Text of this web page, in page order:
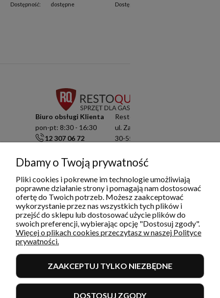
Dostępność: dostępne Dostępność:
Biuro obsługi Klienta
pon-pt: 8:30 - 16:30
12 307 06 72
info@restoquality.pl
Serwis
pon-pt: 8:30 - 16:30
577 609 633
serwis@restoquality.pl
Resto Quality Sp. z o.o.
ul. Zamknięta 10/1.5
30-554 Kraków
KRS: 0000511822
INFORMACJE
Dbamy o Twoją prywatność
Pliki cookies i pokrewne im technologie umożliwiają
poprawne działanie strony i pomagają nam dostosować
ofertę do Twoich potrzeb. Możesz zaakceptować
wykorzystanie przez nas wszystkich tych plików i
przejść do sklepu lub dostosować użycie plików do
swoich preferencji, wybierając opcję "Dostosuj zgody".
Więcej o plikach cookies przeczytasz w naszej Polityce
prywatności.
ZAAKCEPTUJ TYLKO NIEZBĘDNE
DOSTOSUJ ZGODY